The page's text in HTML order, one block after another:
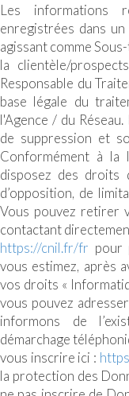
Les informations
enregistrées dans
agissant comme
la clientèle/
Responsable du
base légale du
l'Agence / du
de suppression et
Conformément à la
disposez des droits
d’opposition, de
Vous pouvez retirer
contactant
https://cnil.fr/fr pour
vous estimez, après
vos droits «
vous pouvez
informons de
démarchage
vous inscrire ici :
la protection des